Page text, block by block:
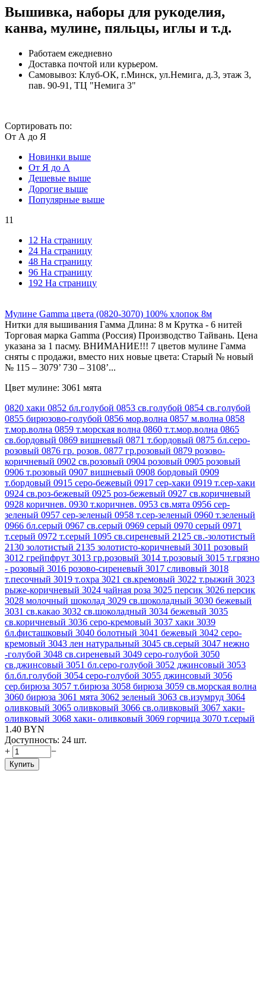
Вышивка, наборы для рукоделия,
канва, мулине, пяльцы, иглы и т.д.
Работаем ежедневно
Доставка почтой или курьером.
Самовывоз: Клуб-ОК, г.Минск, ул.Немига, д.3, этаж 3,
пав. 90-91, ТЦ "Немига 3"
Сортировать по:
От А до Я
Новинки выше
От Я до А
Дешевые выше
Дорогие выше
Популярные выше
11
12 На страницу
24 На страницу
48 На страницу
96 На страницу
192 На страницу
Мулине Gamma цвета (0820-3070) 100% хлопок 8м
Нитки для вышивания Гамма Длина: 8 м Крутка - 6 нитей
Торговая марка Gamma (Россия) Производство Тайвань. Цена
указана за 1 пасму. ВНИМАНИЕ!!! 7 цветов мулине Гамма
сняты с продажи, вместо них новые цвета: Старый № новый
№ 115 – 3079’ 730 – 3108’...
Цвет мулине: 3061 мята
0820 хаки 0852 бл.голубой 0853 св.голубой 0854 св.голубой
0855 бирюзово-голубой 0856 мор.волна 0857 м.волна 0858
т.мор.волна 0859 т.морская волна 0860 т.т.мор.волна 0865
св.бордовый 0869 вишневый 0871 т.бордовый 0875 бл.серо-
розовый 0876 гр. розов. 0877 гр.розовый 0879 розово-
коричневый 0902 св.розовый 0904 розовый 0905 розовый
0906 т.розовый 0907 вишневый 0908 бордовый 0909
т.бордовый 0915 серо-бежевый 0917 сер-хаки 0919 т.сер-хаки
0924 св.роз-бежевый 0925 роз-бежевый 0927 св.коричневый
0928 коричнев. 0930 т.коричнев. 0953 св.мята 0956 сер-
зеленый 0957 сер-зеленый 0958 т.сер-зеленый 0960 т.зеленый
0966 бл.серый 0967 св.серый 0969 серый 0970 серый 0971
т.серый 0972 т.серый 1095 св.сиреневый 2125 св.-золотистый
2130 золотистый 2135 золотисто-коричневый 3011 розовый
3012 грейпфрут 3013 гр.розовый 3014 т.розовый 3015 т.грязно
- розовый 3016 розово-сиреневый 3017 сливовый 3018
т.песочный 3019 т.охра 3021 св.кремовый 3022 т.рыжий 3023
рыже-коричневый 3024 чайная роза 3025 персик 3026 персик
3028 молочный шоколад 3029 св.шоколадный 3030 бежевый
3031 св.какао 3032 св.шоколадный 3034 бежевый 3035
св.коричневый 3036 серо-кремовый 3037 хаки 3039
бл.фисташковый 3040 болотный 3041 бежевый 3042 серо-
кремовый 3043 лен натуральный 3045 св.серый 3047 нежно
-голубой 3048 св.сиреневый 3049 серо-голубой 3050
св.джинсовый 3051 бл.серо-голубой 3052 джинсовый 3053
бл.бл.голубой 3054 серо-голубой 3055 джинсовый 3056
сер.бирюза 3057 т.бирюза 3058 бирюза 3059 св.морская волна
3060 бирюза 3061 мята 3062 зеленый 3063 св.изумруд 3064
оливковый 3065 оливковый 3066 св.оливковый 3067 хаки-
оливковый 3068 хаки- оливковый 3069 горчица 3070 т.серый
1.40 BYN
Доступность: 24 шт.
+
−
Купить